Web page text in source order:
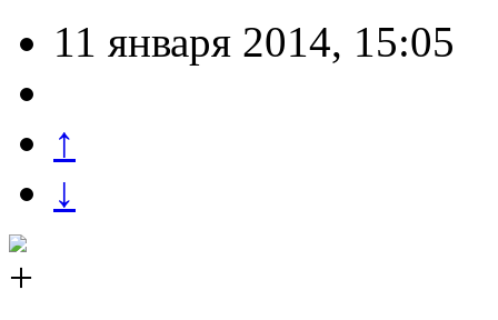
11 января 2014, 15:05
↑
↓